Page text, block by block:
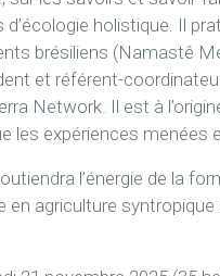
holistique. Il
brésiliens (Namastê
et référent-
Network. Il est à
les expériences
l’énergie de la
en agriculture